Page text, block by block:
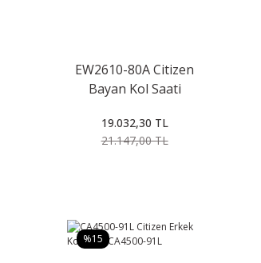
EW2610-80A Citizen
Bayan Kol Saati
19.032,30 TL
21.147,00 TL
%15